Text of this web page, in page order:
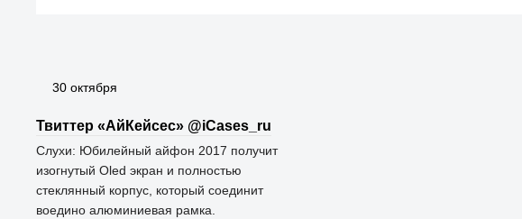
30 октября
Твиттер «АйКейсес» ‏@iCases_ru
Слухи: Юбилейный айфон 2017 получит
изогнутый Oled экран и полностью
стеклянный корпус, который соединит
воедино алюминиевая рамка.